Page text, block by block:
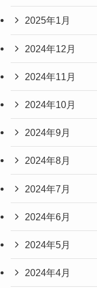
2025年1月
2024年12月
2024年11月
2024年10月
2024年9月
2024年8月
2024年7月
2024年6月
2024年5月
2024年4月